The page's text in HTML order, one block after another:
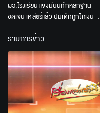
ผอ.โรงเรียน แจงมีบันทึกหลักฐาน
ชัดเจน เคลียร์แล้ว ปมเด็กถูกไถเงิน-
รายการข่าว